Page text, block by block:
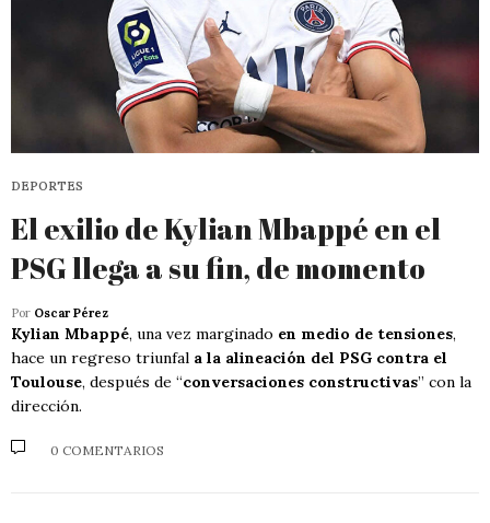
DEPORTES
El exilio de Kylian Mbappé en el
PSG llega a su fin, de momento
Por Oscar Pérez
Kylian Mbappé, una vez marginado en medio de tensiones,
hace un regreso triunfal a la alineación del PSG contra el
Toulouse, después de “conversaciones constructivas” con la
dirección.
0 COMENTARIOS